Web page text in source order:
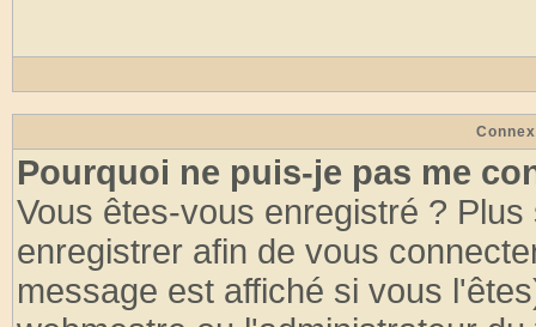
Pourquoi ne puis-je pas me
Vous êtes-vous enregistré ?
enregistrer afin de vous
message est affiché si vous